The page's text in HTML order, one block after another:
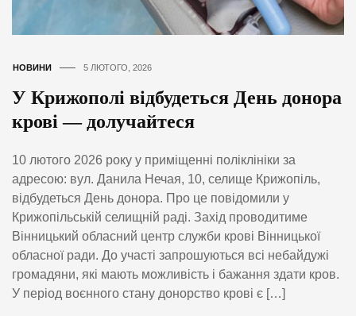
НОВИНИ 5 ЛЮТОГО, 2026
У Крижополі відбудеться День донора
крові — долучайтеся
10 лютого 2026 року у приміщенні поліклініки за
адресою: вул. Данила Нечая, 10, селище Крижопіль,
відбудеться День донора. Про це повідомили у
Крижопільській селищній раді. Захід проводитиме
Вінницький обласний центр служби крові Вінницької
обласної ради. До участі запрошуються всі небайдужі
громадяни, які мають можливість і бажання здати кров.
У період воєнного стану донорство крові є […]